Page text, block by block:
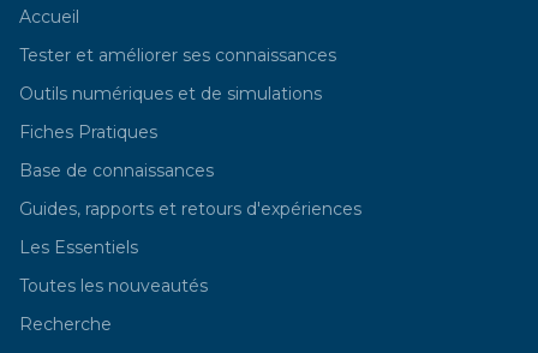
Accueil
Tester et améliorer ses connaissances
Outils numériques et de simulations
Fiches Pratiques
Base de connaissances
Guides, rapports et retours d'expériences
Les Essentiels
Toutes les nouveautés
Recherche